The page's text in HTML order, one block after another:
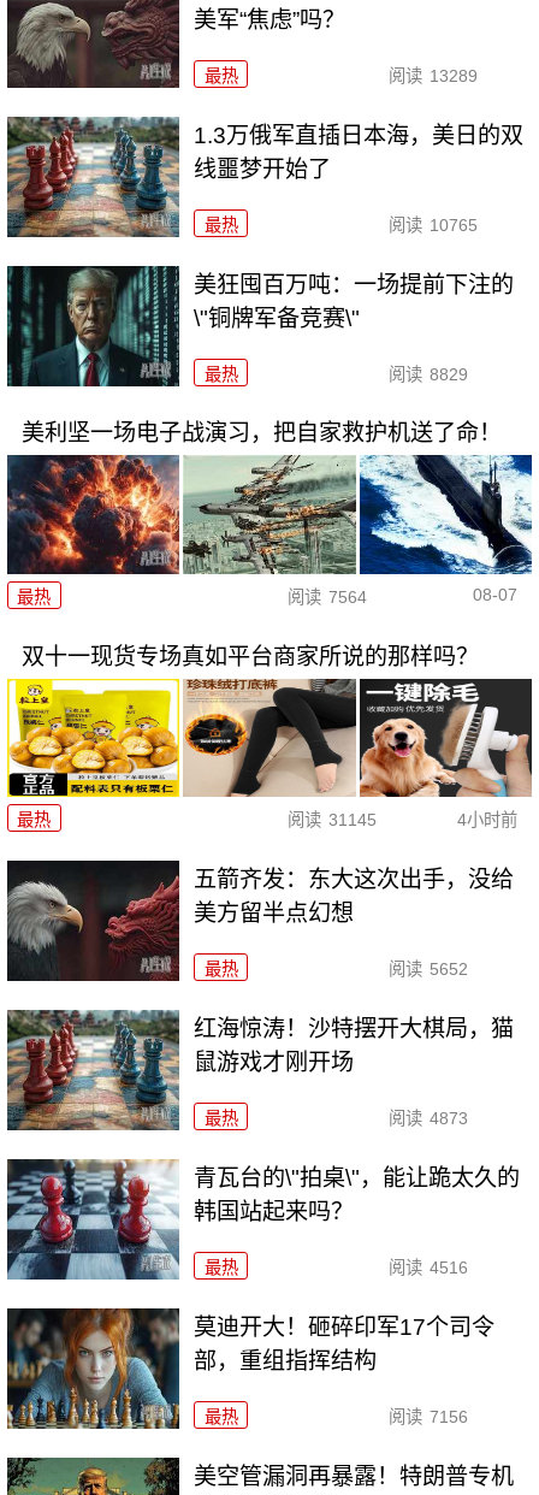
美军“焦虑”吗？
最热 阅读 13289
1.3万俄军直插日本海，美日的双
线噩梦开始了
最热 阅读 10765
美狂囤百万吨：一场提前下注的
\"铜牌军备竞赛\"
最热 阅读 8829
美利坚一场电子战演习，把自家救护机送了命！
最热 阅读 7564 08-07
双十一现货专场真如平台商家所说的那样吗？
最热 阅读 31145 4小时前
五箭齐发：东大这次出手，没给
美方留半点幻想
最热 阅读 5652
红海惊涛！沙特摆开大棋局，猫
鼠游戏才刚开场
最热 阅读 4873
青瓦台的\"拍桌\"，能让跪太久的
韩国站起来吗？
最热 阅读 4516
莫迪开大！砸碎印军17个司令
部，重组指挥结构
最热 阅读 7156
美空管漏洞再暴露！特朗普专机